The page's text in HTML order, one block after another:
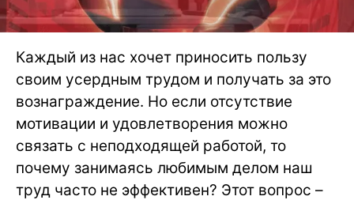
Каждый из нас хочет приносить пользу
своим усердным трудом и получать за это
вознаграждение. Но если отсутствие
мотивации и удовлетворения можно
связать с неподходящей работой, то
почему занимаясь любимым делом наш
труд часто не эффективен? Этот вопрос –